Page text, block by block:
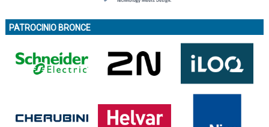
PATROCINIO BRONCE